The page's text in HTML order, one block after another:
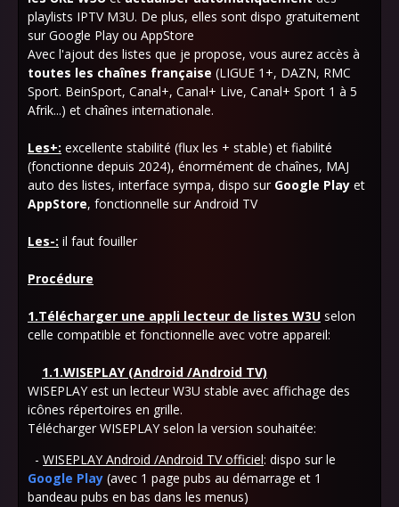
playlists IPTV M3U. De plus, elles sont dispo gratuitement
sur Google Play ou AppStore
Avec l'ajout des listes que je propose, vous aurez accès à
toutes les chaînes française (LIGUE 1+, DAZN, RMC
Sport. BeinSport, Canal+, Canal+ Live, Canal+ Sport 1 à 5
Afrik...) et chaînes internationale.
Les+: excellente stabilité (flux les + stable) et fiabilité
(fonctionne depuis 2024), énormément de chaînes, MAJ
auto des listes, interface sympa, dispo sur Google Play et
AppStore, fonctionnelle sur Android TV
Les-: il faut fouiller
Procédure
1.Télécharger une appli lecteur de listes W3U selon
celle compatible et fonctionnelle avec votre appareil:
1.1.WISEPLAY (Android /Android TV)
WISEPLAY est un lecteur W3U stable avec affichage des
icônes répertoires en grille.
Télécharger WISEPLAY selon la version souhaitée:
- WISEPLAY Android /Android TV officiel: dispo sur le
Google Play (avec 1 page pubs au démarrage et 1
bandeau pubs en bas dans les menus)